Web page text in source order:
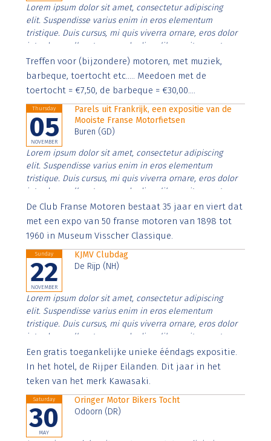
Lorem ipsum dolor sit amet, consectetur adipiscing
elit. Suspendisse varius enim in eros elementum
tristique. Duis cursus, mi quis viverra ornare, eros dolor
interdum nulla, ut commodo diam libero vitae erat.
Aenean faucibus nibh et justo cursus id rutrum lorem
imperdiet. Nunc ut sem vitae risus tristique posuere.
Treffen voor (bijzondere) motoren, met muziek,
barbeque, toertocht etc..... Meedoen met de
toertocht = €7,50, de barbeque = €30,00....
Thursday
05
NOVEMBER
Parels uit Frankrijk, een expositie van de
Mooiste Franse Motorfietsen
Buren (GD)
Lorem ipsum dolor sit amet, consectetur adipiscing
elit. Suspendisse varius enim in eros elementum
tristique. Duis cursus, mi quis viverra ornare, eros dolor
interdum nulla, ut commodo diam libero vitae erat.
Aenean faucibus nibh et justo cursus id rutrum lorem
imperdiet. Nunc ut sem vitae risus tristique posuere.
De Club Franse Motoren bestaat 35 jaar en viert dat
met een expo van 50 franse motoren van 1898 tot
1960 in Museum Visscher Classique.
Sunday
22
NOVEMBER
KJMV Clubdag
De Rijp (NH)
Lorem ipsum dolor sit amet, consectetur adipiscing
elit. Suspendisse varius enim in eros elementum
tristique. Duis cursus, mi quis viverra ornare, eros dolor
interdum nulla, ut commodo diam libero vitae erat.
Aenean faucibus nibh et justo cursus id rutrum lorem
imperdiet. Nunc ut sem vitae risus tristique posuere.
Een gratis toegankelijke unieke ééndags expositie.
In het hotel, de Rijper Eilanden. Dit jaar in het
teken van het merk Kawasaki.
Saturday
30
MAY
Oringer Motor Bikers Tocht
Odoorn (DR)